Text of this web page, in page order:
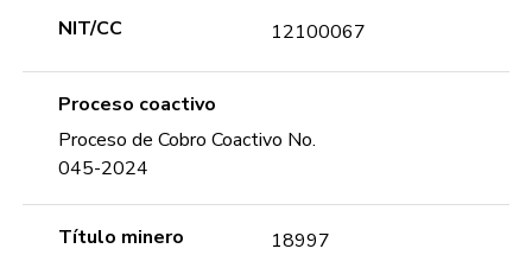
NIT/CC 12100067
Proceso coactivo
Proceso de Cobro Coactivo No.
045-2024
Título minero 18997